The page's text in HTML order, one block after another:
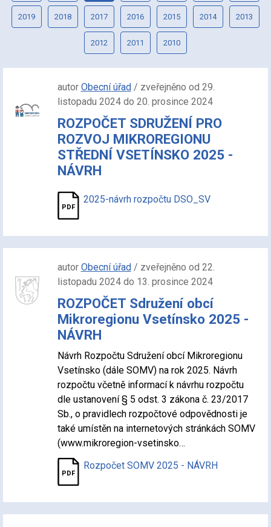
2019 2018 2017 2016 2015 2014 2013
2012 2011 2010
autor Obecní úřad/ zveřejněno od 29.
listopadu 2024 do 20. prosince 2024
ROZPOČET SDRUŽENÍ PRO
ROZVOJ MIKROREGIONU
STŘEDNÍ VSETÍNSKO 2025 -
NÁVRH
2025-návrh rozpočtu DSO_SV
autor Obecní úřad/ zveřejněno od 22.
listopadu 2024 do 13. prosince 2024
ROZPOČET Sdružení obcí
Mikroregionu Vsetínsko 2025 -
NÁVRH
Návrh Rozpočtu Sdružení obcí Mikroregionu
Vsetínsko (dále SOMV) na rok 2025. Návrh
rozpočtu včetně informací k návrhu rozpočtu
dle ustanovení § 5 odst. 3 zákona č. 23/2017
Sb., o pravidlech rozpočtové odpovědnosti je
také umístěn na internetových stránkách SOMV
(www.mikroregion-vsetinsko…
Rozpočet SOMV 2025 - NÁVRH